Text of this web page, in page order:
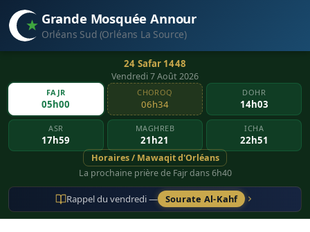
Grande Mosquée Annour
Orléans Sud (Orléans La Source)
24 Safar 1448
Vendredi 7 Août 2026
FAJR
05h00
CHOROQ
06h34
DOHR
14h03
ASR
17h59
MAGHREB
21h21
ICHA
22h51
Horaires / Mawaqit d'Orléans
La prochaine prière de Fajr dans 6h40
Rappel du vendredi — Sourate Al-Kahf